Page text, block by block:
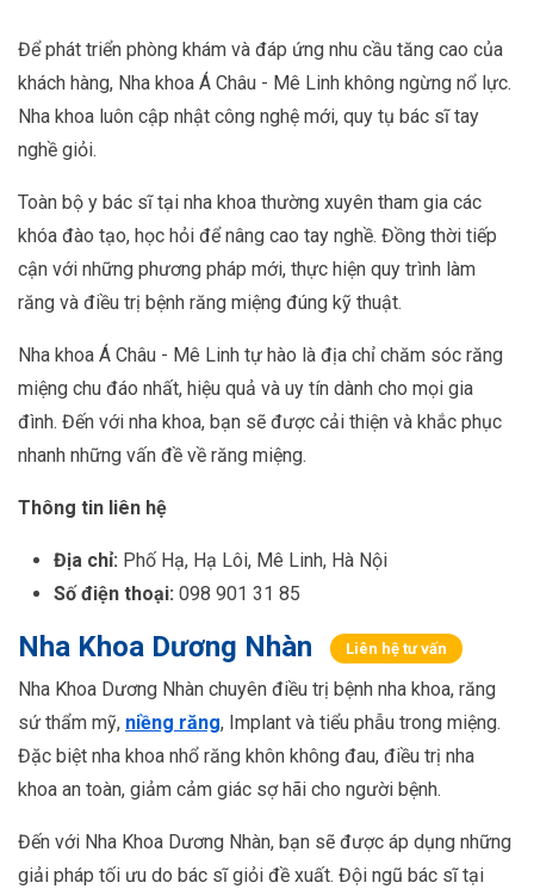
Để phát triển phòng khám và đáp ứng nhu cầu tăng cao của
khách hàng, Nha khoa Á Châu - Mê Linh không ngừng nổ lực.
Nha khoa luôn cập nhật công nghệ mới, quy tụ bác sĩ tay
nghề giỏi.
Toàn bộ y bác sĩ tại nha khoa thường xuyên tham gia các
khóa đào tạo, học hỏi để nâng cao tay nghề. Đồng thời tiếp
cận với những phương pháp mới, thực hiện quy trình làm
răng và điều trị bệnh răng miệng đúng kỹ thuật.
Nha khoa Á Châu - Mê Linh tự hào là địa chỉ chăm sóc răng
miệng chu đáo nhất, hiệu quả và uy tín dành cho mọi gia
đình. Đến với nha khoa, bạn sẽ được cải thiện và khắc phục
nhanh những vấn đề về răng miệng.
Thông tin liên hệ
Địa chỉ: Phố Hạ, Hạ Lôi, Mê Linh, Hà Nội
Số điện thoại: 098 901 31 85
Nha Khoa Dương Nhàn Liên hệ tư vấn
Nha Khoa Dương Nhàn chuyên điều trị bệnh nha khoa, răng
sứ thẩm mỹ, niềng răng, Implant và tiểu phẫu trong miệng.
Đặc biệt nha khoa nhổ răng khôn không đau, điều trị nha
khoa an toàn, giảm cảm giác sợ hãi cho người bệnh.
Đến với Nha Khoa Dương Nhàn, bạn sẽ được áp dụng những
giải pháp tối ưu do bác sĩ giỏi đề xuất. Đội ngũ bác sĩ tại